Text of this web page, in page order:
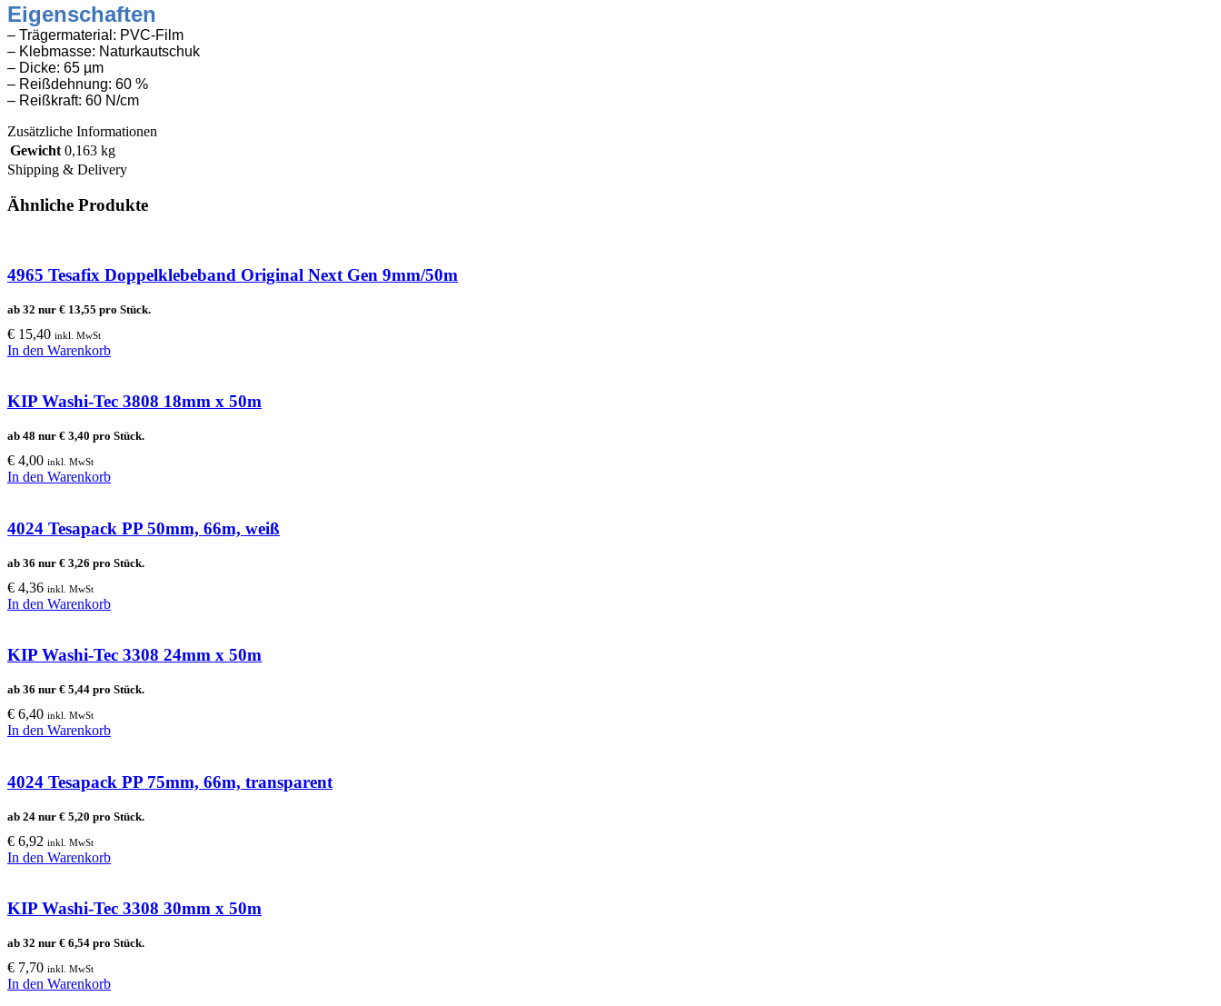
Eigenschaften
– Trägermaterial: PVC-Film
– Klebmasse: Naturkautschuk
– Dicke: 65 µm
– Reißdehnung: 60 %
– Reißkraft: 60 N/cm
Zusätzliche Informationen
Gewicht 0,163 kg
Shipping & Delivery
Ähnliche Produkte
4965 Tesafix Doppelklebeband Original Next Gen 9mm/50m
ab 32 nur € 13,55 pro Stück.
€ 15,40 inkl. MwSt
In den Warenkorb
KIP Washi-Tec 3808 18mm x 50m
ab 48 nur € 3,40 pro Stück.
€ 4,00 inkl. MwSt
In den Warenkorb
4024 Tesapack PP 50mm, 66m, weiß
ab 36 nur € 3,26 pro Stück.
€ 4,36 inkl. MwSt
In den Warenkorb
KIP Washi-Tec 3308 24mm x 50m
ab 36 nur € 5,44 pro Stück.
€ 6,40 inkl. MwSt
In den Warenkorb
4024 Tesapack PP 75mm, 66m, transparent
ab 24 nur € 5,20 pro Stück.
€ 6,92 inkl. MwSt
In den Warenkorb
KIP Washi-Tec 3308 30mm x 50m
ab 32 nur € 6,54 pro Stück.
€ 7,70 inkl. MwSt
In den Warenkorb